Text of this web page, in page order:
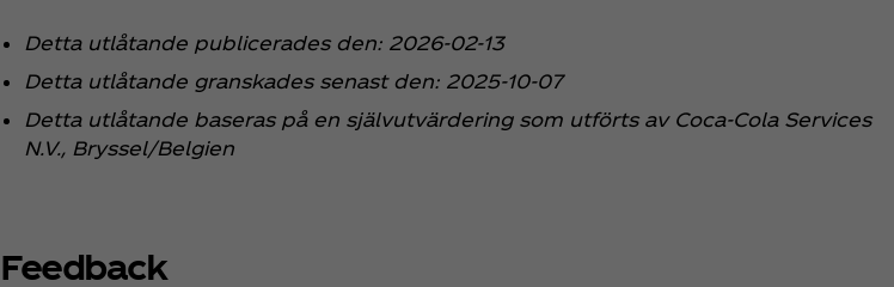
Detta utlåtande publicerades den: 2026-02-13
Detta utlåtande granskades senast den: 2025-10-07
Detta utlåtande baseras på en självutvärdering som utförts av Coca‑Cola Services
N.V., Bryssel/Belgien
Feedback